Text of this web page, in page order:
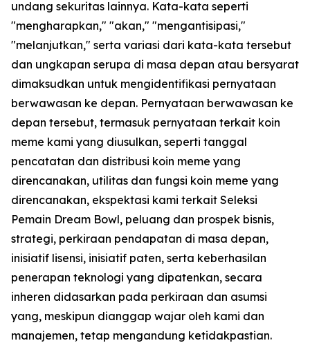
undang sekuritas lainnya. Kata-kata seperti
"mengharapkan," "akan," "mengantisipasi,"
"melanjutkan," serta variasi dari kata-kata tersebut
dan ungkapan serupa di masa depan atau bersyarat
dimaksudkan untuk mengidentifikasi pernyataan
berwawasan ke depan. Pernyataan berwawasan ke
depan tersebut, termasuk pernyataan terkait koin
meme kami yang diusulkan, seperti tanggal
pencatatan dan distribusi koin meme yang
direncanakan, utilitas dan fungsi koin meme yang
direncanakan, ekspektasi kami terkait Seleksi
Pemain Dream Bowl, peluang dan prospek bisnis,
strategi, perkiraan pendapatan di masa depan,
inisiatif lisensi, inisiatif paten, serta keberhasilan
penerapan teknologi yang dipatenkan, secara
inheren didasarkan pada perkiraan dan asumsi
yang, meskipun dianggap wajar oleh kami dan
manajemen, tetap mengandung ketidakpastian.